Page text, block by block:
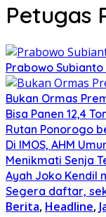
Petugas
Prabowo
Bukan Ormas
Bisa Panen 12,4
Rutan Ponorogo
Di IMOS, AHM
Menikmati Senja
Ayah Joko Kendil
Segera daftar,
Berita, Headline,